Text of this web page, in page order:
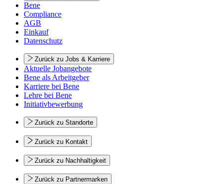
Bene
Compliance
AGB
Einkauf
Datenschutz
Zurück zu Jobs & Karriere
Aktuelle Jobangebote
Bene als Arbeitgeber
Karriere bei Bene
Lehre bei Bene
Initiativbewerbung
Zurück zu Standorte
Zurück zu Kontakt
Zurück zu Nachhaltigkeit
Zurück zu Partnermarken